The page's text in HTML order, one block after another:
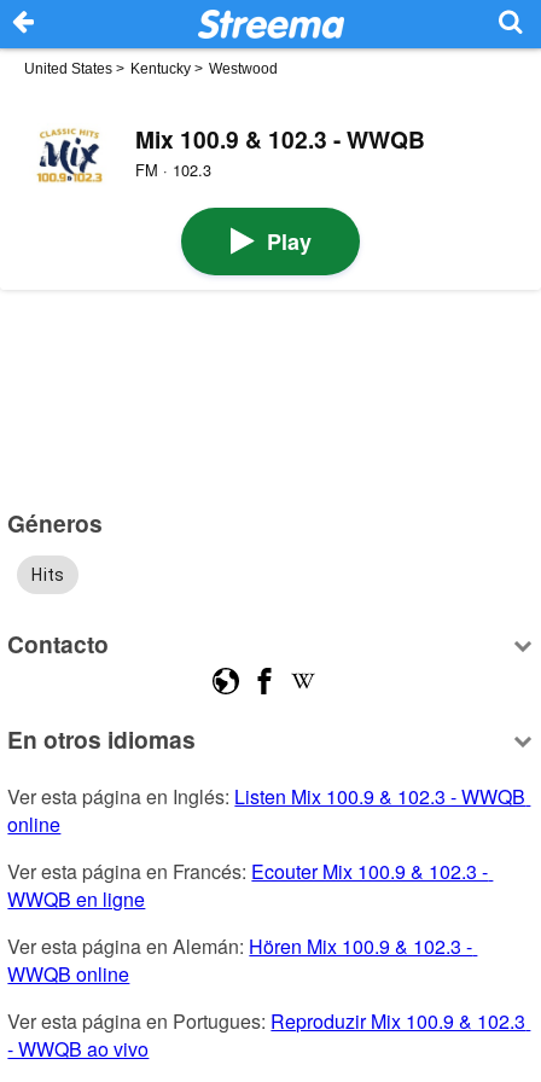
United States > Kentucky > Westwood
Mix 100.9 & 102.3 - WWQB
FM · 102.3
Play
Géneros
Hits
Contacto
En otros idiomas
Ver esta página en Inglés: Listen Mix 100.9 & 102.3 - WWQB
online
Ver esta página en Francés: Ecouter Mix 100.9 & 102.3 -
WWQB en ligne
Ver esta página en Alemán: Hören Mix 100.9 & 102.3 -
WWQB online
Ver esta página en Portugues: Reproduzir Mix 100.9 & 102.3
- WWQB ao vivo